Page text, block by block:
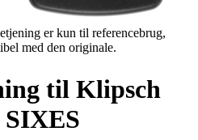
er kun til referencebrug,
med den originale.
til Klipsch
SIXES